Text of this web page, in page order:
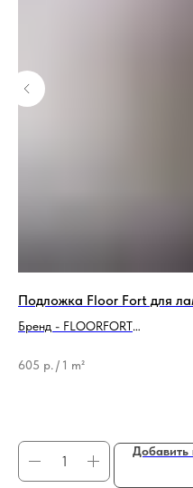
Подложка Floor Fort для
Бренд - FLOORFORT
605 р. / 1 m²
Добавить